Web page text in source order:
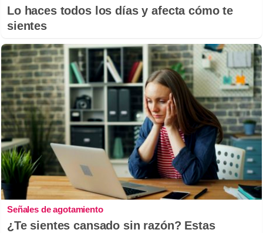
Lo haces todos los días y afecta cómo te
sientes
Señales de agotamiento
¿Te sientes cansado sin razón? Estas